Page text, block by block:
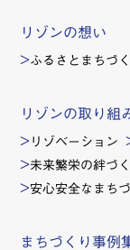
リゾンの想い
ふるさとまちづ
リゾンの取り組
リゾベーション
未来繁栄の絆づ
安心安全なまち
まちづくり事例